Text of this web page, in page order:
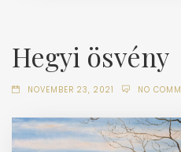
Hegyi ösvény
NOVEMBER 23, 2021 NO